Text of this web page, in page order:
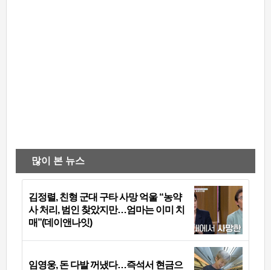
많이 본 뉴스
김정렬, 친형 군대 구타 사망 억울 “농약
사 처리, 범인 찾았지만…엄마는 이미 치
매”(데이앤나잇)
임영웅, 돈 다발 꺼냈다…즉석서 현금으